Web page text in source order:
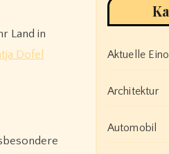
Land in
Dofel
Aktuelle
Architektur
Automobil